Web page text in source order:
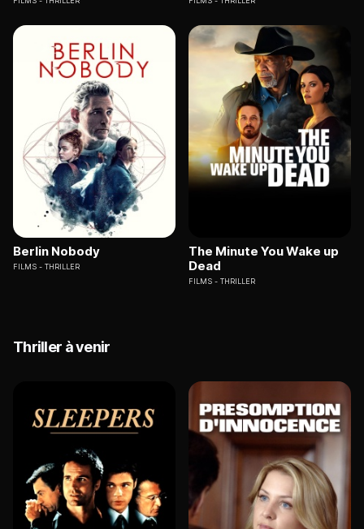
Berlin Nobody
FILMS THRILLER
The Minute You Wake up
Dead
FILMS THRILLER
Thriller à venir